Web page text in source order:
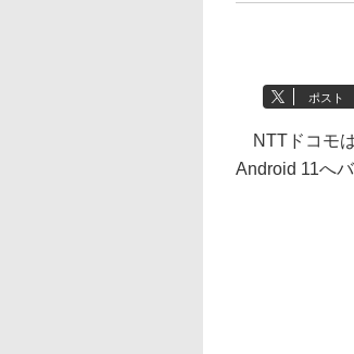
ポスト
NTTドコモは
Android 11へ